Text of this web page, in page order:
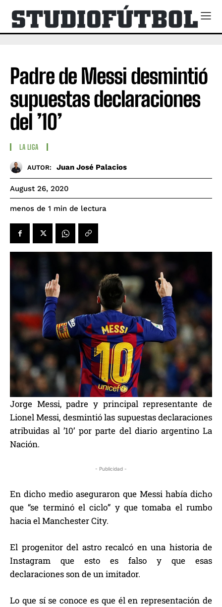
Padre de Messi desmintió
supuestas declaraciones
del ’10’
LA LIGA
AUTOR: Juan José Palacios
August 26, 2020
menos de 1 min de lectura
Jorge Messi, padre y principal representante de
Lionel Messi, desmintió las supuestas declaraciones
atribuidas al ’10’ por parte del diario argentino La
Nación.
- Publicidad -
En dicho medio aseguraron que Messi había dicho
que “se terminó el ciclo” y que tomaba el rumbo
hacia el Manchester City.
El progenitor del astro recalcó en una historia de
Instagram que esto es falso y que esas
declaraciones son de un imitador.
Lo que sí se conoce es que él en representación de